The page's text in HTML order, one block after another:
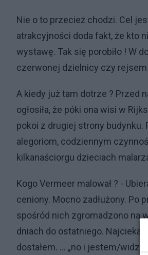
Nie o to przecież chodzi. Cel
atrakcyjności doda fakt, że kto
wystawę. Tak się porobiło ! W
czerwonej dzielnicy czy rejsem
A kiedy już tam dotrze ? Przed
ogłosiła, że póki ona wisi w
pokoi z drugiej strony
alegoriom, codziennym
kilkanaściorgu dzieciach
Kogo Vermeer malował ? -
ceniony. Mocno zadłużony. Po
spośród nich zgromadzono na
dniach do ostatniego.
dostałem. … „no i jestem/